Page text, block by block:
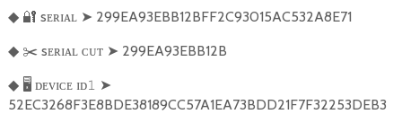
◆ 🔐 sᴇʀɪᴀʟ ➤ 299EA93EBB12BFF2C93015AC532A8E71
◆ ✂️ sᴇʀɪᴀʟ ᴄᴜᴛ ➤ 299EA93EBB12B
◆ 🖥️ ᴅᴇᴠɪᴄᴇ ɪᴅ𝟷 ➤
52EC3268F3E8BDE38189CC57A1EA73BDD21F7F32253DEB3